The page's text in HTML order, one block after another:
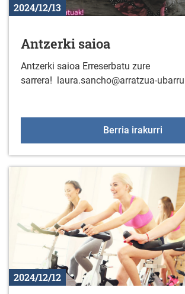
2024/12/13
Antzerki saioa
Antzerki saioa Erreserbatu zure
sarrera! laura.sancho@arratzua-
Berria irakurri
2024/12/12